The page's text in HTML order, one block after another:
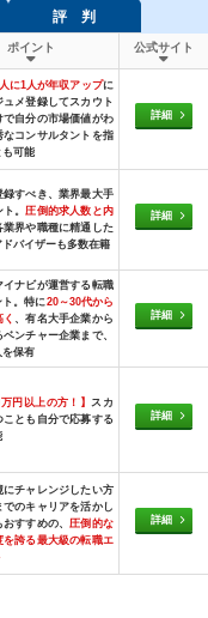
評 判
ポイント 公式サイト
に1人が年収アップに
ュメ登録してスカウト
で自分の市場価値がわ
なコンサルタントを指
も可能
詳細
録すべき、業界最大手
ト。圧倒的求人数と内
業界や職種に精通した
ドバイザーも多数在籍
詳細
イナビが運営する転職
。特に20～30代から
、有名大手企業から
ンチャー企業まで、
を保有
詳細
万円以上の方！】スカ
ことも自分で応募する
詳細
にチャレンジしたい方
でのキャリアを活かし
おすすめの、圧倒的な
を誇る最大級の転職エ
詳細